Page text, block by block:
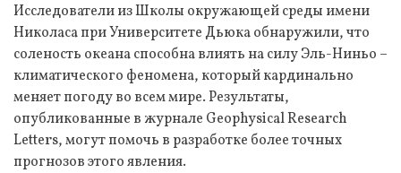
Исследователи из Школы окружающей среды имени
Николаса при Университете Дьюка обнаружили, что
соленость океана способна влиять на силу Эль-Ниньо –
климатического феномена, который кардинально
меняет погоду во всем мире. Результаты,
опубликованные в журнале Geophysical Research
Letters, могут помочь в разработке более точных
прогнозов этого явления.